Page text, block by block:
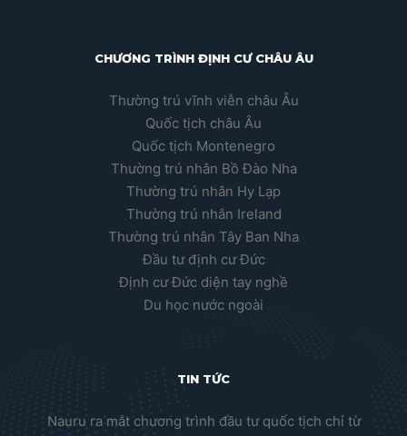
CHƯƠNG TRÌNH ĐỊNH CƯ CHÂU ÂU
Thường trú vĩnh viễn châu Âu
Quốc tịch châu Âu
Quốc tịch Montenegro
Thường trú nhân Bồ Đào Nha
Thường trú nhân Hy Lạp
Thường trú nhân Ireland
Thường trú nhân Tây Ban Nha
Đầu tư định cư Đức
Định cư Đức diện tay nghề
Du học nước ngoài
TIN TỨC
Nauru ra mắt chương trình đầu tư quốc tịch chỉ từ